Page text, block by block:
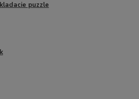
puzzle